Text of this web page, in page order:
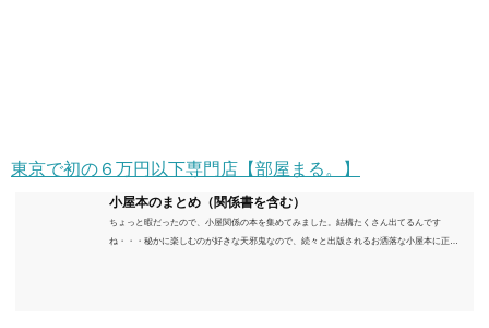
東京で初の６万円以下専門店【部屋まる。】
小屋本のまとめ（関係書を含む）
ちょっと暇だったので、小屋関係の本を集めてみました。結構たくさん出てるんです
ね・・・秘かに楽しむのが好きな天邪鬼なので、続々と出版されるお洒落な小屋本に正直